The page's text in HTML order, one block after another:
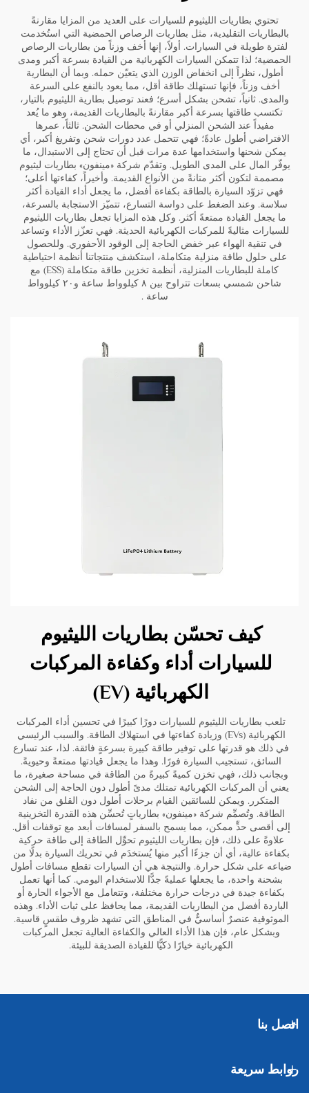
تحتوي بطاريات الليثيوم للسيارات على العديد من المزايا مقارنةً
بالبطاريات التقليدية، مثل بطاريات الرصاص الحمضية التي استُخدمت
لفترة طويلة في السيارات. أولاً، إنها أخف وزناً من بطاريات الرصاص
الحمضية؛ لذا تتمكن السيارات الكهربائية من القيادة بسرعة أكبر ومدى
أطول، نظراً إلى انخفاض الوزن الذي يتعيّن حمله. وبما أن البطارية
أخف وزناً، فإنها تستهلك طاقة أقل، مما يعود بالنفع على السرعة
والمدى. ثانياً، تشحن بشكل أسرع؛ فعند توصيل بطارية الليثيوم بالتيار،
تكتسب طاقتها بسرعة أكبر مقارنةً بالبطاريات القديمة، وهو ما يُعد
مفيداً عند الشحن المنزلي أو في محطات الشحن. ثالثاً، عمرها
الافتراضي أطول عادةً؛ فهي تتحمل عدد دورات شحن وتفريغ أكبر، أي
يمكن شحنها واستخدامها عدة مرات قبل أن تحتاج إلى الاستبدال، ما
يوفّر المال على المدى الطويل. وتقدّم شركة «مينفون» بطاريات ليثيوم
مصممة لتكون أكثر متانةً من الأنواع القديمة. وأخيراً، كفاءتها أعلى؛
فهي تزوّد السيارة بالطاقة بكفاءة أفضل، ما يجعل أداء القيادة أكثر
سلاسة. وعند الضغط على دواسة التسارع، تتميّز الاستجابة بالسرعة،
ما يجعل القيادة ممتعةً أكثر. وكل هذه المزايا تجعل بطاريات الليثيوم
للسيارات مثاليةً للمركبات الكهربائية الحديثة. فهي تعزّز الأداء وتساعد
في تنقية الهواء عبر خفض الحاجة إلى الوقود الأحفوري. وللحصول
على حلول طاقة منزلية متكاملة، استكشف منتجاتنا أنظمة احتياطية
كاملة للبطاريات المنزلية، أنظمة تخزين طاقة متكاملة (ESS) مع
شاحن شمسي بسعات تتراوح بين ٨ كيلوواط ساعة و٢٠ كيلوواط
ساعة.
كيف تحسّن بطاريات الليثيوم
للسيارات أداء وكفاءة المركبات
الكهربائية (EV)
تلعب بطاريات الليثيوم للسيارات دورًا كبيرًا في تحسين أداء المركبات
الكهربائية (EVs) وزيادة كفاءتها في استهلاك الطاقة. والسبب الرئيسي
في ذلك هو قدرتها على توفير طاقة كبيرة بسرعةٍ فائقة. لذا، عند تسارع
السائق، تستجيب السيارة فورًا. وهذا ما يجعل قيادتها ممتعةً وحيويةً.
وبجانب ذلك، فهي تخزن كميةً كبيرةً من الطاقة في مساحة صغيرة، ما
يعني أن المركبات الكهربائية تمتلك مدىً أطول دون الحاجة إلى الشحن
المتكرر. ويمكن للسائقين القيام برحلات أطول دون القلق من نفاد
الطاقة. وتُصمِّم شركة «مينفون» بطارياتٍ تُحسِّن هذه القدرة التخزينية
إلى أقصى حدٍّ ممكن، مما يسمح بالسفر لمسافات أبعد مع توقفات أقل.
علاوةً على ذلك، فإن بطاريات الليثيوم تحوِّل الطاقة إلى طاقة حركية
بكفاءة عالية، أي أن جزءًا أكبر منها يُستخدَم في تحريك السيارة بدلًا من
ضياعه على شكل حرارة. والنتيجة هي أن السيارات تقطع مسافات أطول
بشحنة واحدة، ما يجعلها عمليةً جدًّا للاستخدام اليومي. كما أنها تعمل
بكفاءة جيدة في درجات حرارة مختلفة، وتتعامل مع الأجواء الحارة أو
الباردة أفضل من البطاريات القديمة، مما يحافظ على ثبات الأداء. وهذه
الموثوقية عنصرٌ أساسيٌّ في المناطق التي تشهد ظروف طقسٍ قاسية.
وبشكل عام، فإن هذا الأداء العالي والكفاءة العالية تجعل المركبات
الكهربائية خيارًا ذكيًّا للقيادة الصديقة للبيئة.
اتصل بنا
روابط سريعة